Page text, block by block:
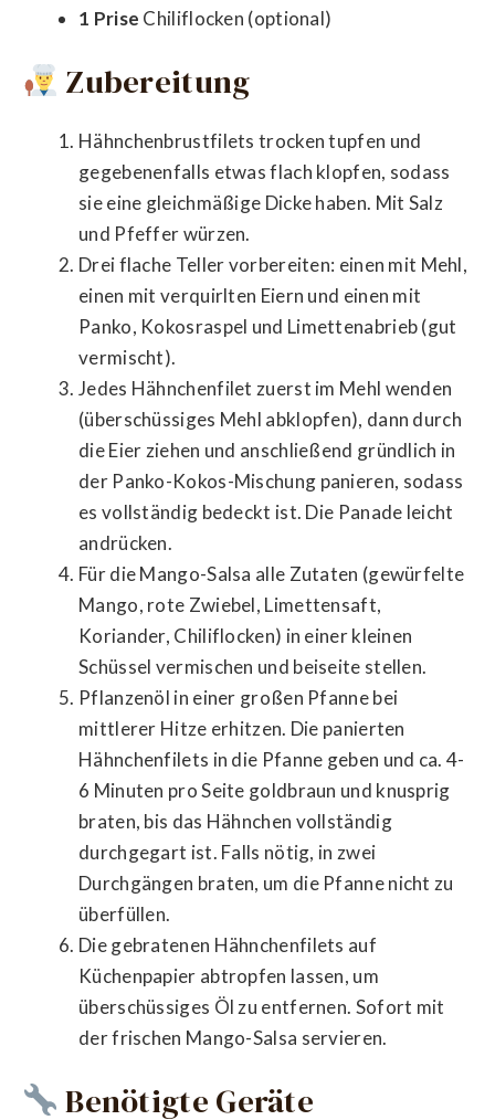
1 Prise Chiliflocken (optional)
Zubereitung
Hähnchenbrustfilets trocken tupfen und
gegebenenfalls etwas flach klopfen, sodass
sie eine gleichmäßige Dicke haben. Mit Salz
und Pfeffer würzen.
Drei flache Teller vorbereiten: einen mit Mehl,
einen mit verquirlten Eiern und einen mit
Panko, Kokosraspel und Limettenabrieb (gut
vermischt).
Jedes Hähnchenfilet zuerst im Mehl wenden
(überschüssiges Mehl abklopfen), dann durch
die Eier ziehen und anschließend gründlich in
der Panko-Kokos-Mischung panieren, sodass
es vollständig bedeckt ist. Die Panade leicht
andrücken.
Für die Mango-Salsa alle Zutaten (gewürfelte
Mango, rote Zwiebel, Limettensaft,
Koriander, Chiliflocken) in einer kleinen
Schüssel vermischen und beiseite stellen.
Pflanzenöl in einer großen Pfanne bei
mittlerer Hitze erhitzen. Die panierten
Hähnchenfilets in die Pfanne geben und ca. 4-
6 Minuten pro Seite goldbraun und knusprig
braten, bis das Hähnchen vollständig
durchgegart ist. Falls nötig, in zwei
Durchgängen braten, um die Pfanne nicht zu
überfüllen.
Die gebratenen Hähnchenfilets auf
Küchenpapier abtropfen lassen, um
überschüssiges Öl zu entfernen. Sofort mit
der frischen Mango-Salsa servieren.
Benötigte Geräte